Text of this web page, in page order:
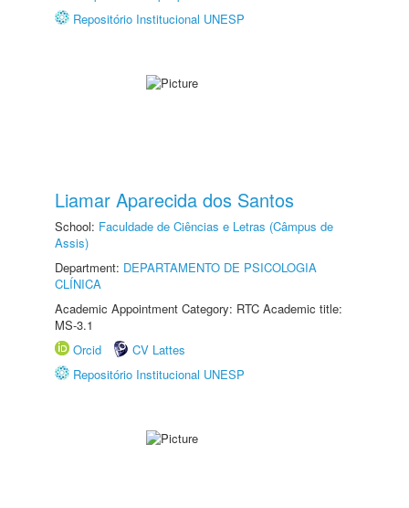
Repositório Institucional UNESP
Liamar Aparecida dos Santos
School: Faculdade de Ciências e Letras (Câmpus de
Assis)
Department: DEPARTAMENTO DE PSICOLOGIA
CLÍNICA
Academic Appointment Category: RTC Academic title:
MS-3.1
Orcid
CV Lattes
Repositório Institucional UNESP